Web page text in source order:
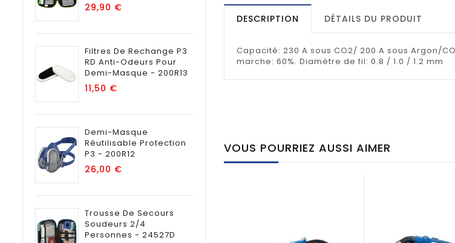
29,90 €
Filtres De Rechange P3
RD Anti-Odeurs Pour
Demi-Masque - 200R13
11,50 €
Demi-Masque
Réutilisable Protection
P3 - 200R12
26,00 €
Trousse De Secours
Soudeurs 2/4
Personnes - 24527D
DESCRIPTION DÉTAILS DU PRODUIT
Capacité: 230 A sous CO2/ 200 A sous Argon/
marche: 60%. Diamètre de fil: 0.8 / 1.0 / 1.2 mm
VOUS POURRIEZ AUSSI AIMER